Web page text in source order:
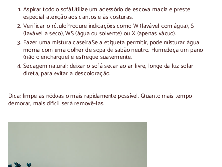
Aspirar todo o sofáUtilize um acessório de escova macia e preste
especial atenção aos cantos e às costuras.
Verificar o rótuloProcure indicações como W (lavável com água), S
(lavável a seco), WS (água ou solvente) ou X (apenas vácuo).
Fazer uma mistura caseiraSe a etiqueta permitir, pode misturar água
morna com uma colher de sopa de sabão neutro. Humedeça um pano
(não o encharque) e esfregue suavemente.
Secagem natural: deixar o sofá secar ao ar livre, longe da luz solar
direta, para evitar a descoloração.
Dica: limpe as nódoas o mais rapidamente possível. Quanto mais tempo
demorar, mais difícil será removê-las.